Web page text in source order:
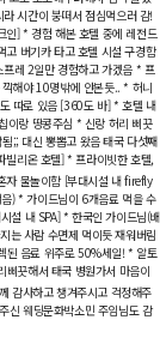
시간이 붕떠서 점심먹으러 감!
인] * 경험 해본 호텔 중에 레전드
고 버기카 타고 호텔 시설 구경함
레 2일만 경험하고 가겠음 * 프
해야 10명밖에 안본듯.. * 허니
따로 있음 [360도 바] * 호텔 내
이랑 땅콩주심 * 신랑 허리 삐끗
;; 대신 뽕뽑고 왔음 태국 다섯째
빌리온 호텔] * 프라이빗한 호텔,
자 물놀이함 [부대시설 내 firefly
) * 가이드님이 6개음료 먹을 수
설 내 SPA] * 한국인 가이드님(배
는 사람 수면제 먹이듯 재워버림
음료 위주로 50%세일! * 알토
끗해서 태국 병원가서 마음이
감사하고 챙겨주시고 걱정해주
신 웨딩문화박소민 주임님도 감